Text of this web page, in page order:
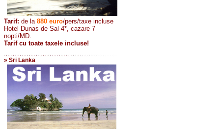
Tarif: de la 880 euro/pers/taxe incluse
Hotel Dunas de Sal 4*, cazare 7
nopti/MD.
Tarif cu toate taxele incluse!
» Sri Lanka